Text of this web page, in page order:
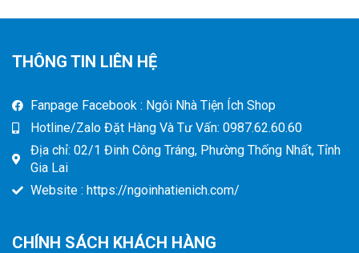
THÔNG TIN LIÊN HỆ
Fanpage Facebook : Ngôi Nhà Tiện Ích Shop
Hotline/Zalo Đặt Hàng Và Tư Vấn: 0987.62.60.60
Địa chỉ: 02/1 Đinh Công Tráng, Phường Thống Nhất, Tỉnh
Gia Lai
Website : https://ngoinhatienich.com/
CHÍNH SÁCH KHÁCH HÀNG